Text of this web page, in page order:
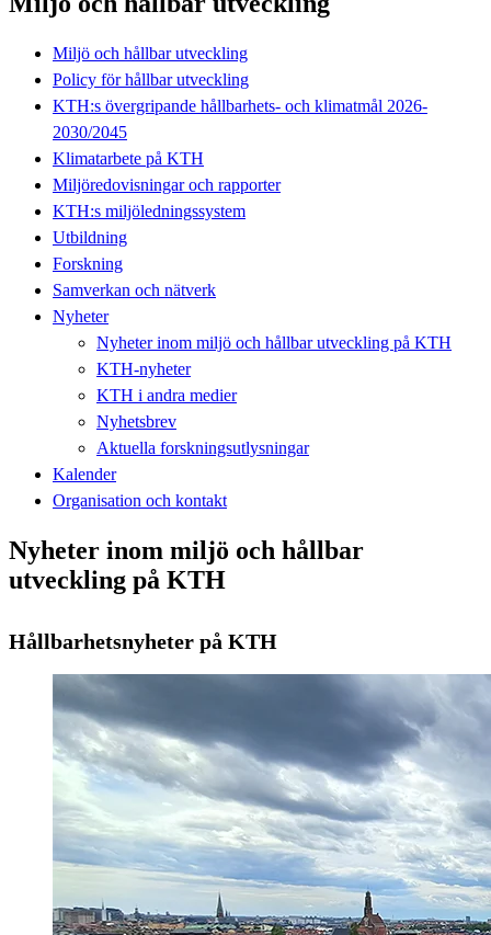
Miljö och hållbar utveckling
Policy för hållbar utveckling
KTH:s övergripande hållbarhets- och klimatmål 2026-
2030/2045
Klimatarbete på KTH
Miljöredovisningar och rapporter
KTH:s miljöledningssystem
Utbildning
Forskning
Samverkan och nätverk
Nyheter
Nyheter inom miljö och hållbar utveckling på KTH
KTH-nyheter
KTH i andra medier
Nyhetsbrev
Aktuella forskningsutlysningar
Kalender
Organisation och kontakt
Nyheter inom miljö och hållbar
utveckling på KTH
Hållbarhetsnyheter på KTH